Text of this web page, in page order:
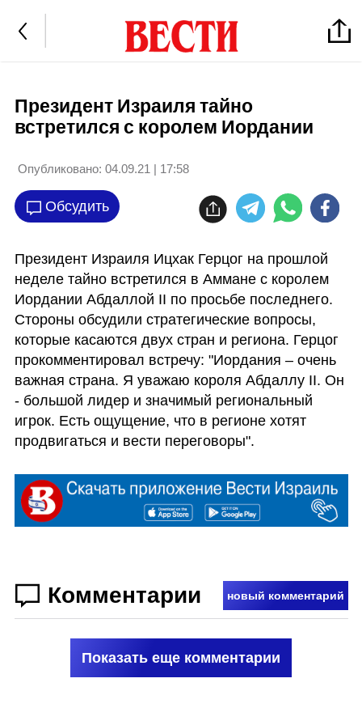
Президент Израиля тайно
встретился с королем Иордании
Опубликовано: 04.09.21 | 17:58
Обсудить
Президент Израиля Ицхак Герцог на прошлой
неделе тайно встретился в Аммане с королем
Иордании Абдаллой II по просьбе последнего.
Стороны обсудили стратегические вопросы,
которые касаются двух стран и региона. Герцог
прокомментировал встречу: "Иордания – очень
важная страна. Я уважаю короля Абдаллу II. Он
- большой лидер и значимый региональный
игрок. Есть ощущение, что в регионе хотят
продвигаться и вести переговоры".
Комментарии новый комментарий
Показать еще комментарии